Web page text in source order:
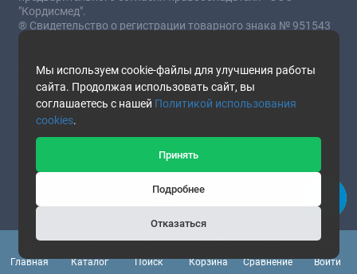
Главная Каталог Поиск Корзина
0
Сравнение
Войти
Мы используем cookie-файлы для улучшения работы
сайта. Продолжая использовать сайт, вы
соглашаетесь с нашей Политикой использования
cookies.
Принять
Подробнее
Отказаться
"Кордисмед".
® Свидетельство о регистрации товарного знака № 951543
от 03.07.2023
* Сайт носит информационный характер и не
является публичной офертой.
Стоимость товаров и услуг зависит от комплектации,
текущего курса валют и прочих факторов.
Наличие и подробные характеристики товара уточняйте у
представителей компании.
This site is protected by reCAPTCHA and the Google
apply.